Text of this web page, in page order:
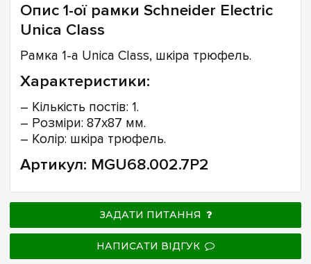
Опис 1-ої рамки Schneider Electric
Unica Class
Рамка 1-а Unica Class, шкіра трюфель.
Характеристики:
– Кількість постів: 1.
– Розміри: 87х87 мм.
– Колір: шкіра трюфель.
Артикул: MGU68.002.7P2
ЗАДАТИ ПИТАННЯ
НАПИСАТИ ВІДГУК